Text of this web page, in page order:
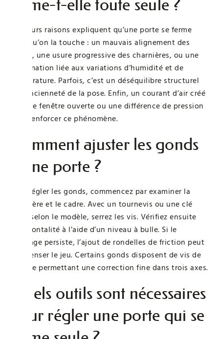
ferme-t-elle toute seule ?
Plusieurs raisons expliquent qu’une porte se ferme
sans qu’on la touche : un mauvais alignement des
gonds, une usure progressive des charnières, ou une
déformation liée aux variations d’humidité et de
température. Parfois, c’est un déséquilibre structurel
ou l’ancienneté de la pose. Enfin, un courant d’air créé
par une fenêtre ouverte ou une différence de pression
peut renforcer ce phénomène.
Comment ajuster les gonds
d’une porte ?
Pour régler les gonds, commencez par examiner la
charnière et le cadre. Avec un tournevis ou une clé
Allen selon le modèle, serrez les vis. Vérifiez ensuite
l’horizontalité à l’aide d’un niveau à bulle. Si le
décalage persiste, l’ajout de rondelles de friction peut
compenser le jeu. Certains gonds disposent de vis de
réglage permettant une correction fine dans trois axes.
Quels outils sont nécessaires
pour régler une porte qui se